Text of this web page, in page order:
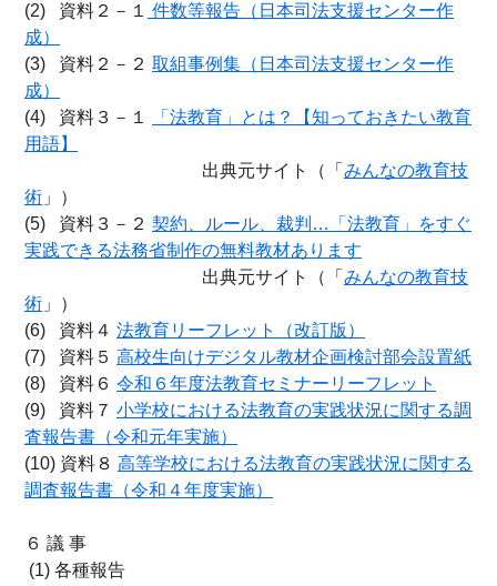
(2) 資料２－１
件数等報告（日本司法支援センター作
成）
(3) 資料２－２ 取組事例集（日本司法支援センター作
成）
(4) 資料３－１
「法教育」とは？【知っておきたい教育
用語】
出典元サイト（「 みんなの教育技
術 」）
(5) 資料３－２ 契約、ルール、裁判…「法教育」をすぐ
実践できる法務省制作の無料教材あります
出典元サイト（「 みんなの教育技
術 」）
(6) 資料４ 法教育リーフレット（改訂版）
(7) 資料５ 高校生向けデジタル教材企画検討部会設置紙
(8) 資料６ 令和６年度法教育セミナーリーフレット
(9) 資料７ 小学校における法教育の実践状況に関する調
査報告書（令和元年実施）
(10) 資料８ 高等学校における法教育の実践状況に関する
調査報告書（令和４年度実施）
６ 議 事
(1) 各種報告